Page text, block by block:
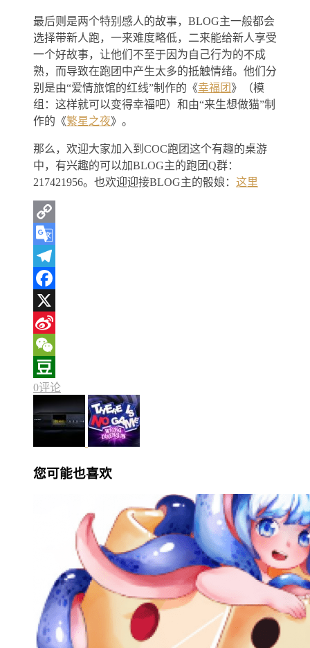
最后则是两个特别感人的故事，BLOG主一般都会
选择带新人跑，一来难度略低，二来能给新人享受
一个好故事，让他们不至于因为自己行为的不成
熟，而导致在跑团中产生太多的抵触情绪。他们分
别是由“爱情旅馆的红线”制作的《幸福团 》（模
组：这样就可以变得幸福吧）和由“来生想做猫”制
作的《繁星之夜》。
那么，欢迎大家加入到COC跑团这个有趣的桌游
中，有兴趣的可以加BLOG主的跑团Q群：
217421956。也欢迎迎接BLOG主的骰娘： 这里
Copy
Link
Google
Translate
Telegram
Facebook
X
Sina
Weibo
WeChat
Douban
0评论
您可能也喜欢